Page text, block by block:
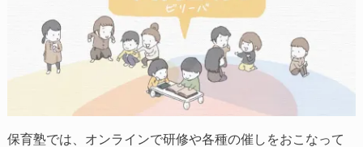
保育塾では、オンラインで研修や各種の催しをおこなって